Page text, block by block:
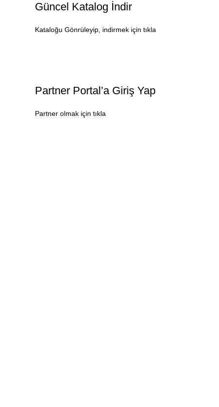
Güncel Katalog İndir
Kataloğu Gönrüleyip, indirmek için tıkla
Partner Portal’a Giriş Yap
Partner olmak için tıkla